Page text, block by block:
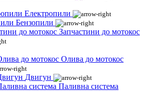
Електропили
Бензопили
Запчастини до мотокос
Олива до мотокос
Двигун
Паливна система